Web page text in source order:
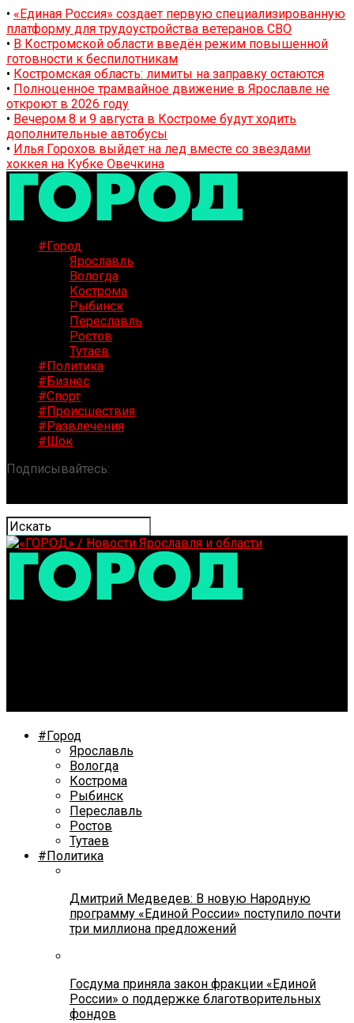
• «Единая Россия» создает первую специализированную
платформу для трудоустройства ветеранов СВО
• В Костромской области введён режим повышенной
готовности к беспилотникам
• Костромская область: лимиты на заправку остаются
• Полноценное трамвайное движение в Ярославле не
откроют в 2026 году
• Вечером 8 и 9 августа в Костроме будут ходить
дополнительные автобусы
• Илья Горохов выйдет на лед вместе со звездами
хоккея на Кубке Овечкина
#Город
Ярославль
Вологда
Кострома
Рыбинск
Переславль
Ростов
Тутаев
#Политика
#Бизнес
#Спорт
#Происшествия
#Развлечения
#Шок
Подписывайтесь:
#Город
Ярославль
Вологда
Кострома
Рыбинск
Переславль
Ростов
Тутаев
#Политика
Дмитрий Медведев: В новую Народную
программу «Единой России» поступило почти
три миллиона предложений
Госдума приняла закон фракции «Единой
России» о поддержке благотворительных
фондов